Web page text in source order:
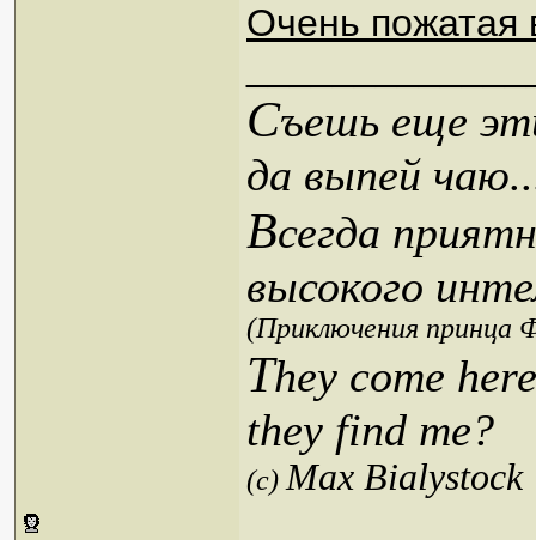
Очень пожатая
Съешь еще
да выпей
Всегда
высокого
(Приключения принца
They come
they find me?
(c)Max Bialystock